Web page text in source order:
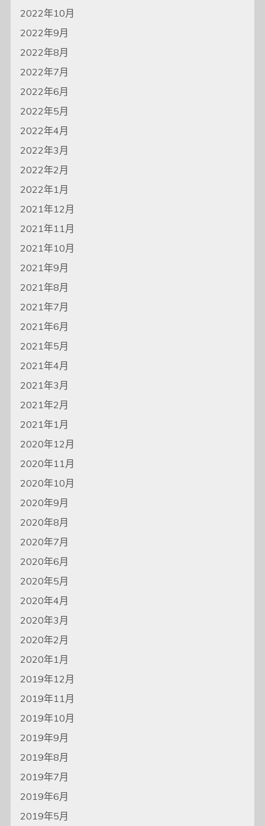
2022年10月
2022年9月
2022年8月
2022年7月
2022年6月
2022年5月
2022年4月
2022年3月
2022年2月
2022年1月
2021年12月
2021年11月
2021年10月
2021年9月
2021年8月
2021年7月
2021年6月
2021年5月
2021年4月
2021年3月
2021年2月
2021年1月
2020年12月
2020年11月
2020年10月
2020年9月
2020年8月
2020年7月
2020年6月
2020年5月
2020年4月
2020年3月
2020年2月
2020年1月
2019年12月
2019年11月
2019年10月
2019年9月
2019年8月
2019年7月
2019年6月
2019年5月